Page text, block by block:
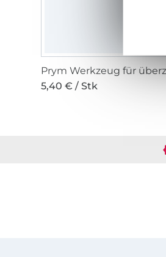
Prym Werkzeug für
5,40 € / Stk